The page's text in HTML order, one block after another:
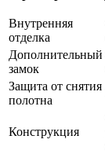
Внутренняя
отделка
Дополнительный
замок
Защита от снятия
полотна
Конструкция